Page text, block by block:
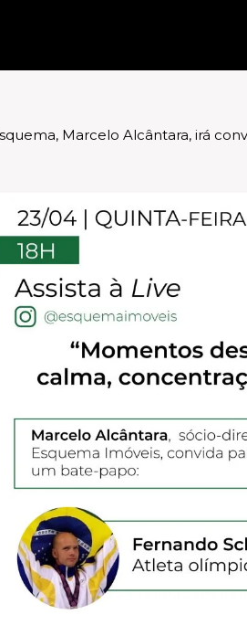
Marcelo Alcântara, irá